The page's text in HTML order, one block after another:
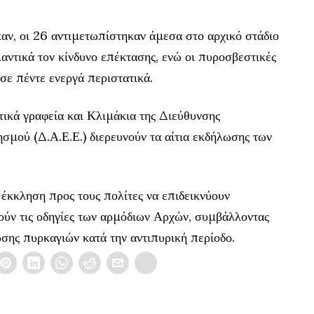
οι 26 αντιμετωπίστηκαν άμεσα στο αρχικό στάδιο
τον κίνδυνο επέκτασης, ενώ οι πυροσβεστικές
πέντε ενεργά περιστατικά.
γραφεία και Κλιμάκια της Διεύθυνσης
(Δ.Α.Ε.Ε.) διερευνούν τα αίτια εκδήλωσης των
προς τους πολίτες να επιδεικνύουν
τις οδηγίες των αρμόδιων Αρχών, συμβάλλοντας
πυρκαγιών κατά την αντιπυρική περίοδο.